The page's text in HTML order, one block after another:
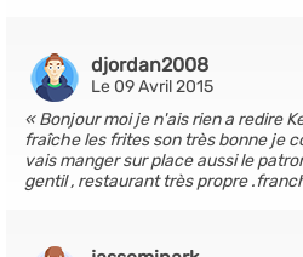
djordan2008
Le 09 Avril 2015
Bonjour moi je n'ais rien a redire
fraîche les frites son très bonne je
vais manger sur place aussi le
gentil , restaurant très propre